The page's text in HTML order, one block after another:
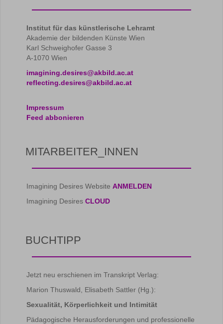
Institut für das künstlerische Lehramt
Akademie der bildenden Künste Wien
Karl Schweighofer Gasse 3
A-1070 Wien
imagining.desires@akbild.ac.at
reflecting.desires@akbild.ac.at
Impressum
Feed abbonieren
MITARBEITER_INNEN
Imagining Desires Website ANMELDEN
Imagining Desires CLOUD
BUCHTIPP
Jetzt neu erschienen im Transkript Verlag:
Marion Thuswald, Elisabeth Sattler (Hg.):
Sexualität, Körperlichkeit und Intimität
Pädagogische Herausforderungen und professionelle